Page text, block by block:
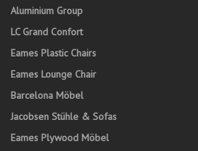
Aluminium Group
LC Grand Confort
Eames Plastic Chairs
Eames Lounge Chair
Barcelona Möbel
Jacobsen Stühle & Sofas
Eames Plywood Möbel